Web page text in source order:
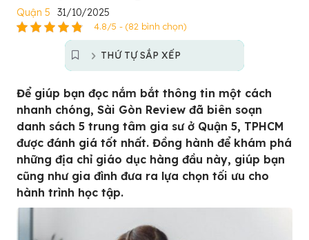
Quận 5 31/10/2025
4.8/5 - (82 bình chọn)
THỨ TỰ SẮP XẾP
Để giúp bạn đọc nắm bắt thông tin một cách
nhanh chóng, Sài Gòn Review đã biên soạn
danh sách 5 trung tâm gia sư ở Quận 5, TPHCM
được đánh giá tốt nhất. Đồng hành để khám phá
những địa chỉ giáo dục hàng đầu này, giúp bạn
cũng như gia đình đưa ra lựa chọn tối ưu cho
hành trình học tập.